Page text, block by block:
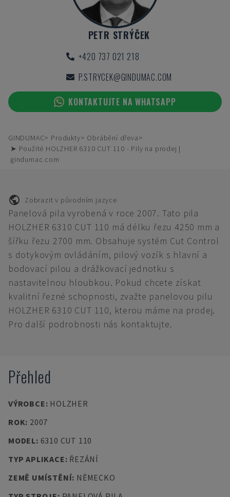
PETR STRÝČEK
+420 737 021 218
P.STRYCEK@GINDUMAC.COM
KONTAKTUJTE NA WHATSAPP
GINDUMAC Produkty
Obrábění dřeva
➤ Použité HOLZHER 6310 CUT 110 - Pily na prodej |
gindumac.com
Zobrazit v původním jazyce
Panelová pila vyrobená v roce 2007. Tato pila
HOLZHER 6310 CUT 110 má délku řezu 4250 mm a
šířku řezu 2700 mm. Obsahuje systém Cut Control
s dotykovým ovládáním, pilový vozík s hlavní a
bodovací pilou a drážkovací jednotku s
nastavitelnou hloubkou. Pokud chcete získat
kvalitní řezné schopnosti, zvažte panelovou pilu
HOLZHER 6310 CUT 110, kterou máme na prodej.
Pro další podrobnosti nás kontaktujte.
Přehled
VÝROBCE: HOLZHER
ROK: 2007
MODEL: 6310 CUT 110
TYP APLIKACE: ŘEZÁNÍ
ZEMĚ UMÍSTĚNÍ: NĚMECKO